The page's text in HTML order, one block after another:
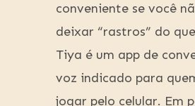
conveniente se você
deixar “rastros” do
Tiya é um app de
voz indicado para
jogar pelo celular. Em